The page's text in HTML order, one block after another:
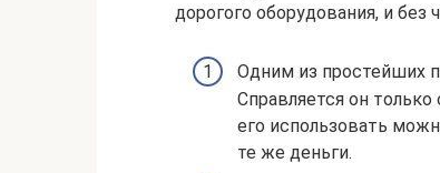
дорогого оборудования, и без
Одним из простейших
Справляется он
его использовать
те же деньги.